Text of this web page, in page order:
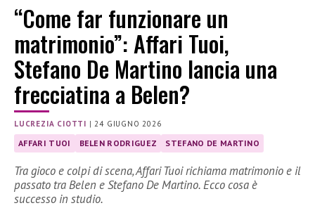
“Come far funzionare un
matrimonio”: Affari Tuoi,
Stefano De Martino lancia una
frecciatina a Belen?
LUCREZIA CIOTTI | 24 GIUGNO 2026
AFFARI TUOI BELEN RODRIGUEZ STEFANO DE MARTINO
Tra gioco e colpi di scena, Affari Tuoi richiama matrimonio e il
passato tra Belen e Stefano De Martino. Ecco cosa è
successo in studio.